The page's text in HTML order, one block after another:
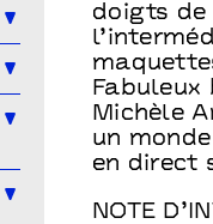
doigts de
Fabuleux
Michèle
un
en direct
NOTE